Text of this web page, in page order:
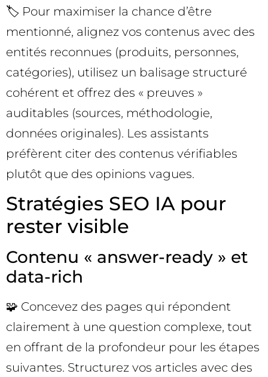
🏷️ Pour maximiser la chance d’être
mentionné, alignez vos contenus avec des
entités reconnues (produits, personnes,
catégories), utilisez un balisage structuré
cohérent et offrez des « preuves »
auditables (sources, méthodologie,
données originales). Les assistants
préfèrent citer des contenus vérifiables
plutôt que des opinions vagues.
Stratégies SEO IA pour
rester visible
Contenu « answer-ready » et
data-rich
🧩 Concevez des pages qui répondent
clairement à une question complexe, tout
en offrant de la profondeur pour les étapes
suivantes. Structurez vos articles avec des